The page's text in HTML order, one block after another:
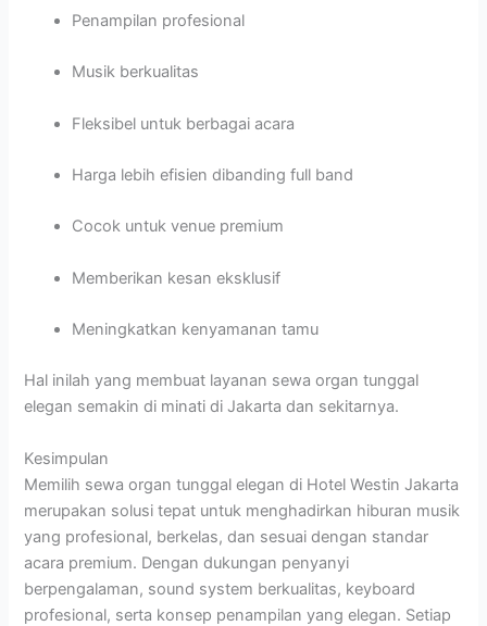
Penampilan profesional
Musik berkualitas
Fleksibel untuk berbagai acara
Harga lebih efisien dibanding full band
Cocok untuk venue premium
Memberikan kesan eksklusif
Meningkatkan kenyamanan tamu
Hal inilah yang membuat layanan sewa organ tunggal
elegan semakin di minati di Jakarta dan sekitarnya.
Kesimpulan
Memilih sewa organ tunggal elegan di Hotel Westin Jakarta
merupakan solusi tepat untuk menghadirkan hiburan musik
yang profesional, berkelas, dan sesuai dengan standar
acara premium. Dengan dukungan penyanyi
berpengalaman, sound system berkualitas, keyboard
profesional, serta konsep penampilan yang elegan. Setiap